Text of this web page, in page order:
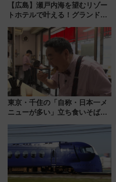
【広島】瀬戸内海を望むリゾー
トホテルで叶える！グランドプ
ディング＆カジュアルパーティ
ープラン
東京・千住の「自称・日本一メ
ニューが多い」立ち食いそば屋
地のふらっと立ち食いそば』
7/27夜10時～放送